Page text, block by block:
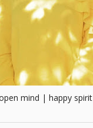
mind | happy spirit